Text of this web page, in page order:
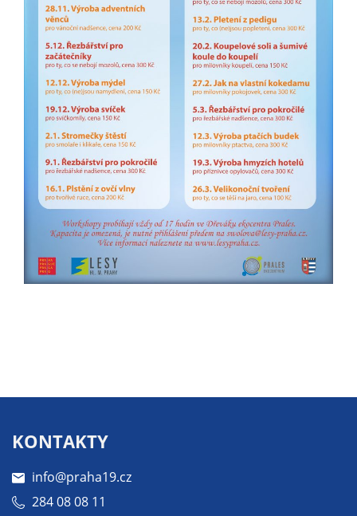
KONTAKTY
info@praha19.cz
284 08 08 11
reklamních
kampaní.
Jejich pomocí
určujeme
počet návštěv
a zdroje
návštěv našich
internetových
stránek. Data
získaná
pomocí
těchto
cookies
zpracováváme
souhrnně, bez